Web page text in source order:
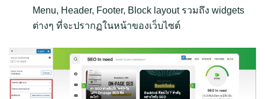
Menu, Header, Footer, Block layout รวมถึง widgets
ต่างๆ ที่จะปรากฏในหน้าของเว็บไซต์